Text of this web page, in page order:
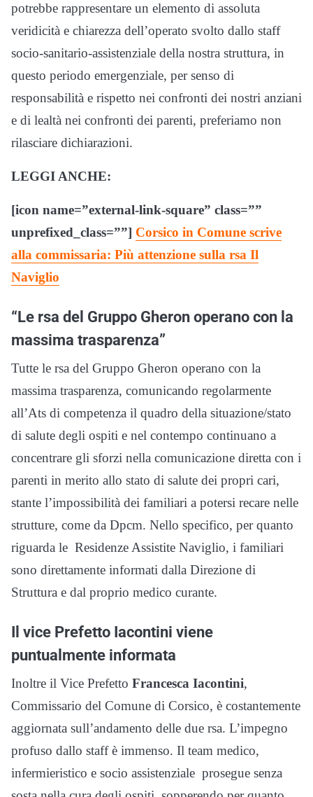
potrebbe rappresentare un elemento di assoluta
veridicità e chiarezza dell’operato svolto dallo staff
socio-sanitario-assistenziale della nostra struttura, in
questo periodo emergenziale, per senso di
responsabilità e rispetto nei confronti dei nostri anziani
e di lealtà nei confronti dei parenti, preferiamo non
rilasciare dichiarazioni.
LEGGI ANCHE:
[icon name=”external-link-square” class=””
unprefixed_class=””] Corsico in Comune scrive
alla commissaria: Più attenzione sulla rsa Il
Naviglio
“Le rsa del Gruppo Gheron operano con la
massima trasparenza”
Tutte le rsa del Gruppo Gheron operano con la
massima trasparenza, comunicando regolarmente
all’Ats di competenza il quadro della situazione/stato
di salute degli ospiti e nel contempo continuano a
concentrare gli sforzi nella comunicazione diretta con i
parenti in merito allo stato di salute dei propri cari,
stante l’impossibilità dei familiari a potersi recare nelle
strutture, come da Dpcm. Nello specifico, per quanto
riguarda le Residenze Assistite Naviglio, i familiari
sono direttamente informati dalla Direzione di
Struttura e dal proprio medico curante.
Il vice Prefetto Iacontini viene
puntualmente informata
Inoltre il Vice Prefetto Francesca Iacontini,
Commissario del Comune di Corsico, è costantemente
aggiornata sull’andamento delle due rsa. L’impegno
profuso dallo staff è immenso. Il team medico,
infermieristico e socio assistenziale prosegue senza